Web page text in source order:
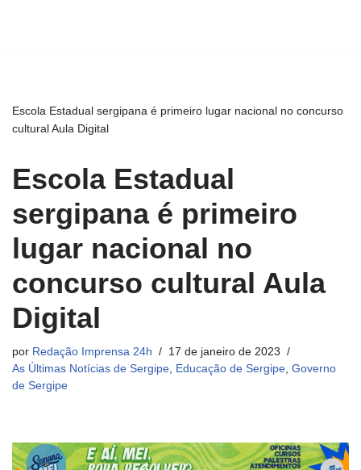
Escola Estadual sergipana é primeiro lugar nacional no concurso
cultural Aula Digital
Escola Estadual
sergipana é primeiro
lugar nacional no
concurso cultural Aula
Digital
por Redação Imprensa 24h
17 de janeiro de 2023
As Últimas Notícias de Sergipe, Educação de Sergipe, Governo
de Sergipe